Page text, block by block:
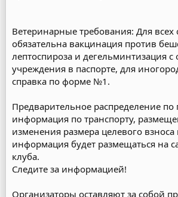
Ветеринарные требования: Для всех
обязательна вакцинация против
лептоспироза и дегельминтизация с
учреждения в паспорте, для
справка по форме №1.
Предварительное распределение по
информация по транспорту,
изменения размера целевого взноса
информация будет размещаться на
клуба.
Следите за информацией!
Организаторы оставляют за собой